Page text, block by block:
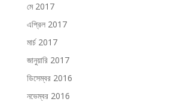
মে 2017
এপ্রিল 2017
মার্চ 2017
জানুয়ারি 2017
ডিসেম্বর 2016
নভেম্বর 2016